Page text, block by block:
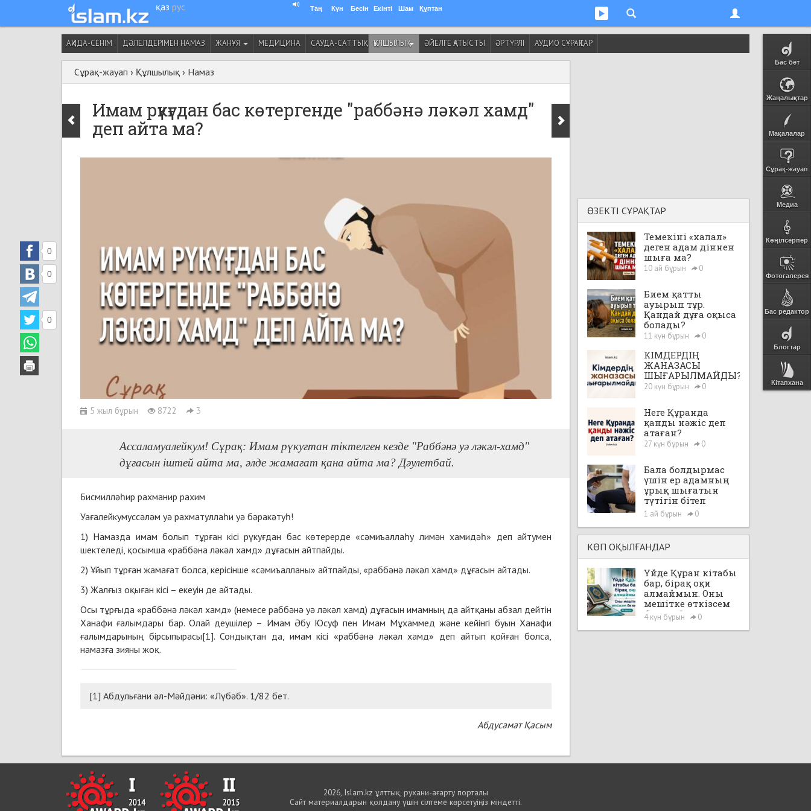
қаз рус Таң Күн Бесін Екінті Шам Құптан
Бас бет
Жаңалықтар
Мақалалар
Сұрақ-жауап
Медиа
Көңілсерпер
Фотогалерея
Бас редактор
Блогтар
Кітапхана
АҚИДА-СЕНІМ ДӘЛЕЛДЕРІМЕН НАМАЗ ЖАНҰЯ МЕДИЦИНА САУДА-САТТЫҚ ҚҰЛШЫЛЫҚ ӘЙЕЛГЕ ҚАТЫСТЫ ӘРТҮРЛІ АУДИО СҰРАҚТАР
Сұрақ-жауап › Құлшылық › Намаз
Имам рүкүғдан бас көтергенде "раббәнә ләкәл хамд"
деп айта ма?
5 жыл бұрын 8722 3
0
0
0
Ассаламуалейкум! Сұрақ: Имам рүкуғтан тіктелген кезде "Раббәнә уә ләкәл-хамд"
дұғасын іштей айта ма, әлде жамағат қана айта ма? Дәулетбай.
Бисмилләһир рахманир рахим
Уағалейкумуссәләм уә рахматуллаһи уә бәракәтуһ!
1) Намазда имам болып тұрған кісі рүкуғдан бас көтерерде «сәмиъаллаһу лимән хамидәһ» деп айтумен
шектеледі, қосымша «раббәна ләкәл хамд» дұғасын айтпайды.
2) Ұйып тұрған жамағат болса, керісінше «сәмиъалланы» айтпайды, «раббәнә ләкәл хамд» дұғасын айтады.
3) Жалғыз оқыған кісі – екеуін де айтады.
Осы тұрғыда «раббәнә ләкәл хамд» (немесе раббәнә уә ләкәл хамд) дұғасын имамның да айтқаны абзал дейтін
Ханафи ғалымдары бар. Олай деушілер – Имам Әбу Юсуф пен Имам Мұхаммед және кейінгі буын Ханафи
ғалымдарының бірсыпырасы[1]. Сондықтан да, имам кісі «раббәнә ләкәл хамд» деп айтып қойған болса,
намазға зияны жоқ.
[1] Абдульғани әл-Мәйдәни: «Лүбәб». 1/82 бет.
Абдусамат Қасым
ӨЗЕКТІ СҰРАҚТАР
Темекіні «халал»
деген адам діннен
шыға ма?
10 ай бұрын 0
Бием қатты
ауырып тұр.
Қандай дұға оқыса
болады?
11 күн бұрын 0
КІМДЕРДІҢ
ЖАНАЗАСЫ
ШЫҒАРЫЛМАЙДЫ?
20 күн бұрын 0
Неге Құранда
қанды нәжіс деп
атаған?
27 күн бұрын 0
Бала болдырмас
үшін ер адамның
ұрық шығатын
түтігін бітеп
тастауға, яғни,
"вазэктомия"
жасатуға бола ма?
1 ай бұрын 0
КӨП ОҚЫЛҒАНДАР
Үйде Құран кітабы
бар, бірақ оқи
алмаймын. Оны
мешітке өткізсем
бе екен?
4 күн бұрын 0
2026, Islam.kz ұлттық, рухани-ағарту порталы
Сайт материалдарын қолдану үшін сілтеме көрсетуіңіз міндетті.